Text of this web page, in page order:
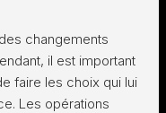
changements
il est important
faire les choix qui lui
Les opérations